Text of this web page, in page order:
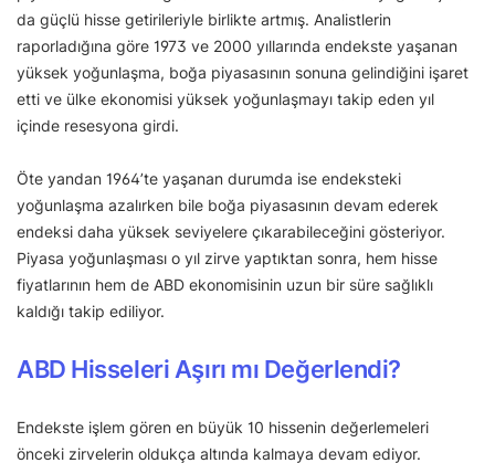
da güçlü hisse getirileriyle birlikte artmış. Analistlerin
raporladığına göre 1973 ve 2000 yıllarında endekste yaşanan
yüksek yoğunlaşma, boğa piyasasının sonuna gelindiğini işaret
etti ve ülke ekonomisi yüksek yoğunlaşmayı takip eden yıl
içinde resesyona girdi.
Öte yandan 1964’te yaşanan durumda ise endeksteki
yoğunlaşma azalırken bile boğa piyasasının devam ederek
endeksi daha yüksek seviyelere çıkarabileceğini gösteriyor.
Piyasa yoğunlaşması o yıl zirve yaptıktan sonra, hem hisse
fiyatlarının hem de ABD ekonomisinin uzun bir süre sağlıklı
kaldığı takip ediliyor.
ABD Hisseleri Aşırı mı Değerlendi?
Endekste işlem gören en büyük 10 hissenin değerlemeleri
önceki zirvelerin oldukça altında kalmaya devam ediyor.